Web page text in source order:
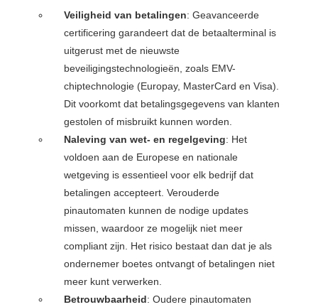
Veiligheid van betalingen: Geavanceerde
certificering garandeert dat de betaalterminal is
uitgerust met de nieuwste
beveiligingstechnologieën, zoals EMV-
chiptechnologie (Europay, MasterCard en Visa).
Dit voorkomt dat betalingsgegevens van klanten
gestolen of misbruikt kunnen worden.
Naleving van wet- en regelgeving: Het
voldoen aan de Europese en nationale
wetgeving is essentieel voor elk bedrijf dat
betalingen accepteert. Verouderde
pinautomaten kunnen de nodige updates
missen, waardoor ze mogelijk niet meer
compliant zijn. Het risico bestaat dan dat je als
ondernemer boetes ontvangt of betalingen niet
meer kunt verwerken.
Betrouwbaarheid: Oudere pinautomaten